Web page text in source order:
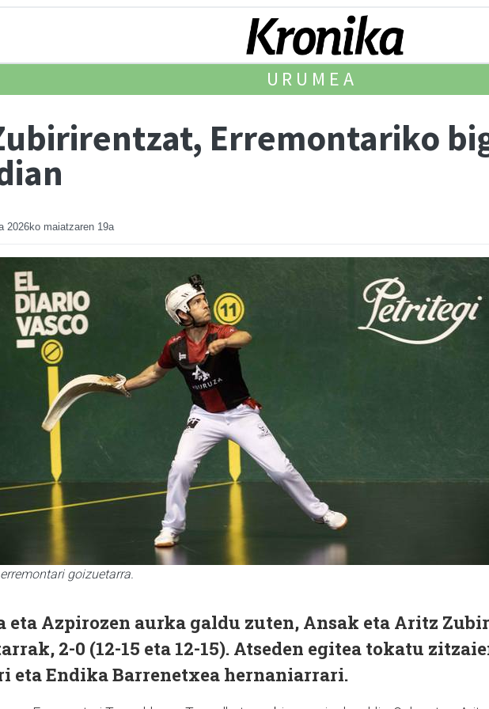
URUMEA
Erremontariko
2026ko maiatzaren 19a
goizuetarra.
eta Azpirozen aurka galdu zuten, Ansak eta Aritz
2-0 (12-15 eta 12-15). Atseden egitea tokatu
eta Endika Barrenetxea hernaniarrari.